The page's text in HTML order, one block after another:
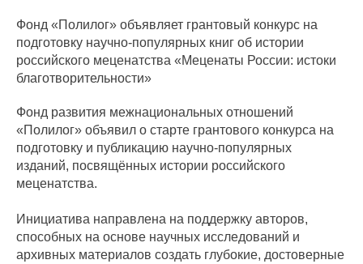
Фонд «Полилог» объявляет грантовый конкурс на
подготовку научно-популярных книг об истории
российского меценатства «Меценаты России: истоки
благотворительности»
Фонд развития межнациональных отношений
«Полилог» объявил о старте грантового конкурса на
подготовку и публикацию научно-популярных
изданий, посвящённых истории российского
меценатства.
Инициатива направлена на поддержку авторов,
способных на основе научных исследований и
архивных материалов создать глубокие, достоверные